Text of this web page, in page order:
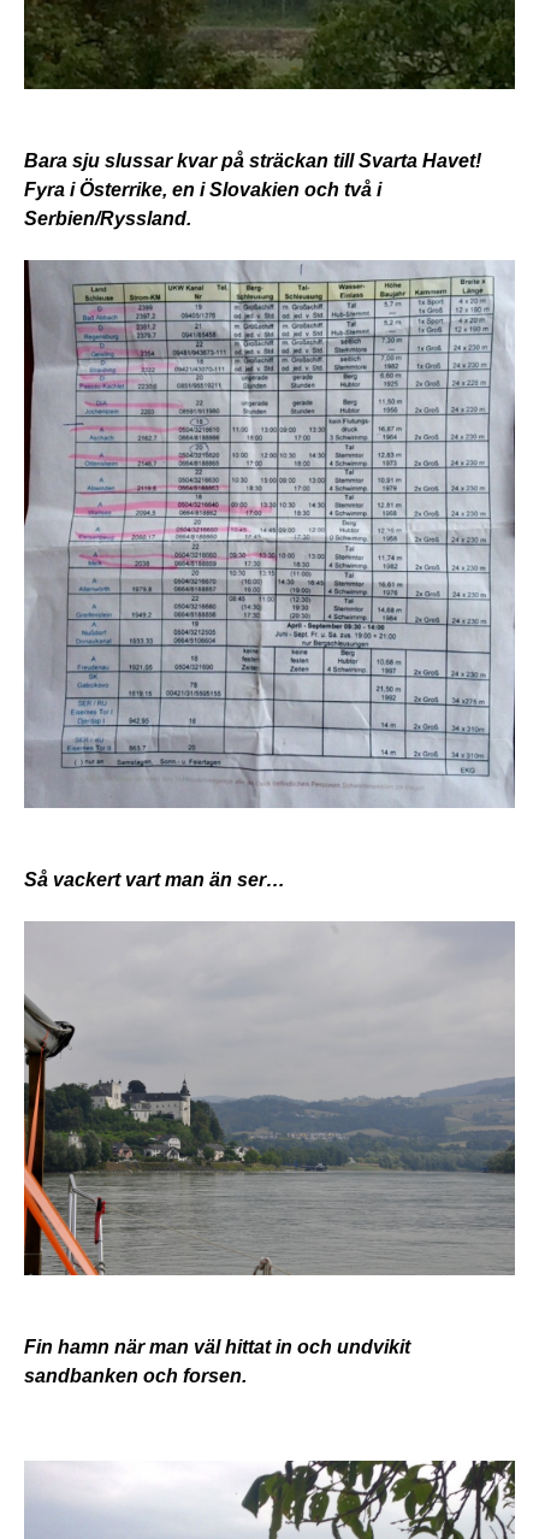
Bara sju slussar kvar på sträckan till Svarta Havet!
Fyra i Österrike, en i Slovakien och två i
Serbien/Ryssland.
Så vackert vart man än ser…
Fin hamn när man väl hittat in och undvikit
sandbanken och forsen.